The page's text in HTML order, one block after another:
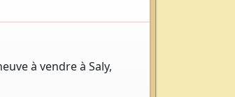
à vendre à Saly,